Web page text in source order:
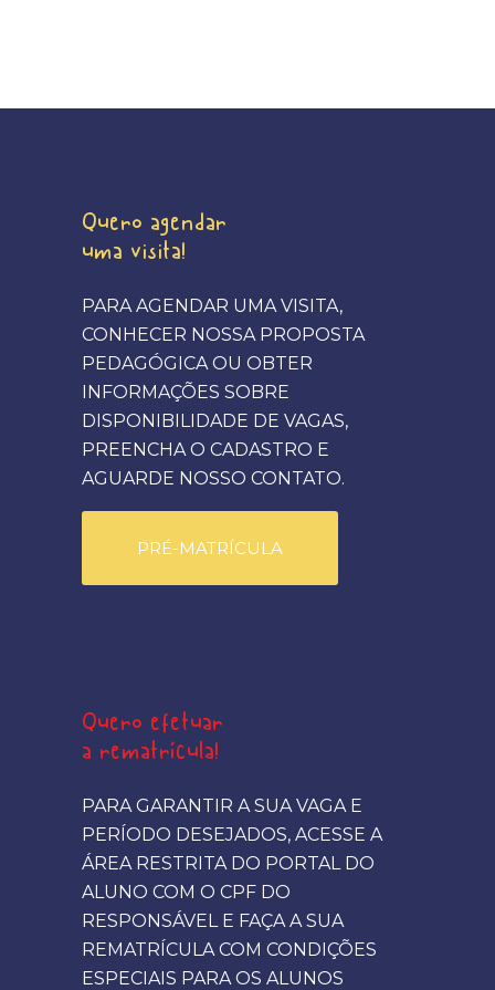
Quero agendar
uma visita!
PARA AGENDAR UMA VISITA,
CONHECER NOSSA PROPOSTA
PEDAGÓGICA OU OBTER
INFORMAÇÕES SOBRE
DISPONIBILIDADE DE VAGAS,
PREENCHA O CADASTRO E
AGUARDE NOSSO CONTATO.
PRÉ-MATRÍCULA
Quero efetuar
a rematrícula!
PARA GARANTIR A SUA VAGA E
PERÍODO DESEJADOS, ACESSE A
ÁREA RESTRITA DO PORTAL DO
ALUNO COM O CPF DO
RESPONSÁVEL E FAÇA A SUA
REMATRÍCULA COM CONDIÇÕES
ESPECIAIS PARA OS ALUNOS